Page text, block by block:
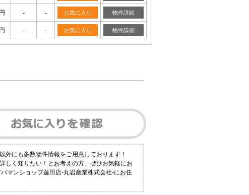
- - お気に入り 物件詳細
- - お気に入り 物件詳細
外にも多数物件情報をご用意しております！
しく知りたい！とお考えの方、ぜひお気軽にお
マンショップ蓮田店-丸岩産業株式会社-にお任